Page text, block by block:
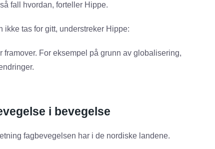
fall hvordan, forteller Hippe.
tas for gitt, understreker Hippe:
For eksempel på grunn av globalisering,
i bevegelse
fagbevegelsen har i de nordiske landene.